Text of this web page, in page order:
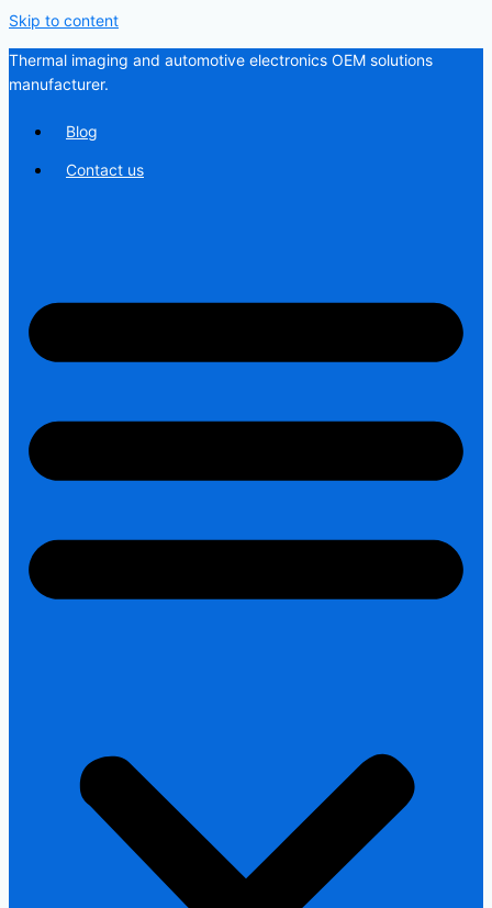
Skip to content
Thermal imaging and automotive electronics OEM solutions
manufacturer.
Blog
Contact us